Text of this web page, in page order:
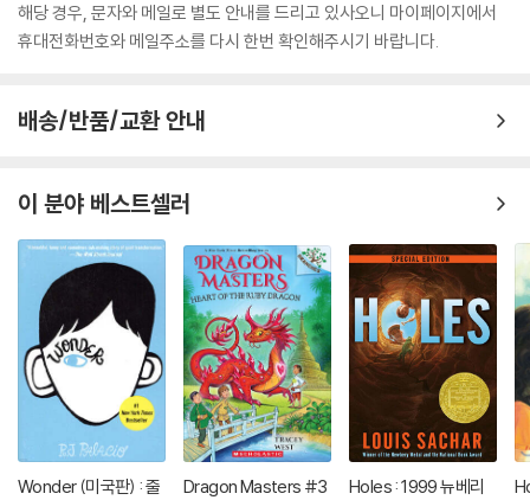
해당 경우, 문자와 메일로 별도 안내를 드리고 있사오니 마이페이지에서
휴대전화번호와 메일주소를 다시 한번 확인해주시기 바랍니다.
배송/반품/교환 안내
이 분야 베스트셀러
Wonder (미국판) : 줄
Dragon Masters #3
Holes : 1999 뉴베리